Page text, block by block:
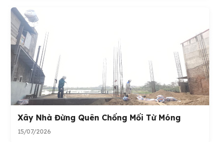
Xây Nhà Đừng Quên Chống Mối Từ Móng
15/07/2026